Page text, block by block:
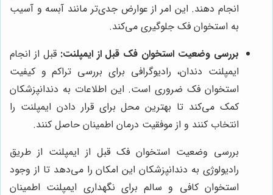
انجام دهند. این امر از عوارض جدی‌تر مانند آبسه و آسیب
به استخوان فک جلوگیری می‌کند.
بررسی وضعیت استخوان فک قبل از ایمپلنت: قبل از انجام
ایمپلنت دندان، رادیوگرافی برای بررسی تراکم و کیفیت
استخوان فک ضروری است. این اطلاعات به دندانپزشکان
کمک می‌کند تا بهترین محل برای قرار دادن ایمپلنت را
انتخاب کنند و از موفقیت درمان اطمینان حاصل کنند.
بررسی وضعیت استخوان فک قبل از ایمپلنت از طریق
رادیولوژی به دندانپزشکان این امکان را می‌دهد تا از وجود
استخوان کافی و سالم برای نگهداری ایمپلنت اطمینان